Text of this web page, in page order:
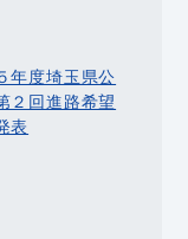
年度埼玉県公
２回進路希望
表